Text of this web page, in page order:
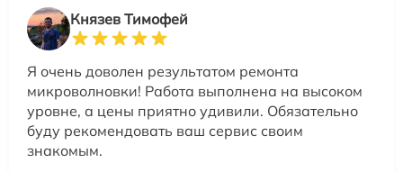
Князев Тимофей
Я очень доволен результатом ремонта
микроволновки! Работа выполнена на высоком
уровне, а цены приятно удивили. Обязательно
буду рекомендовать ваш сервис своим
знакомым.